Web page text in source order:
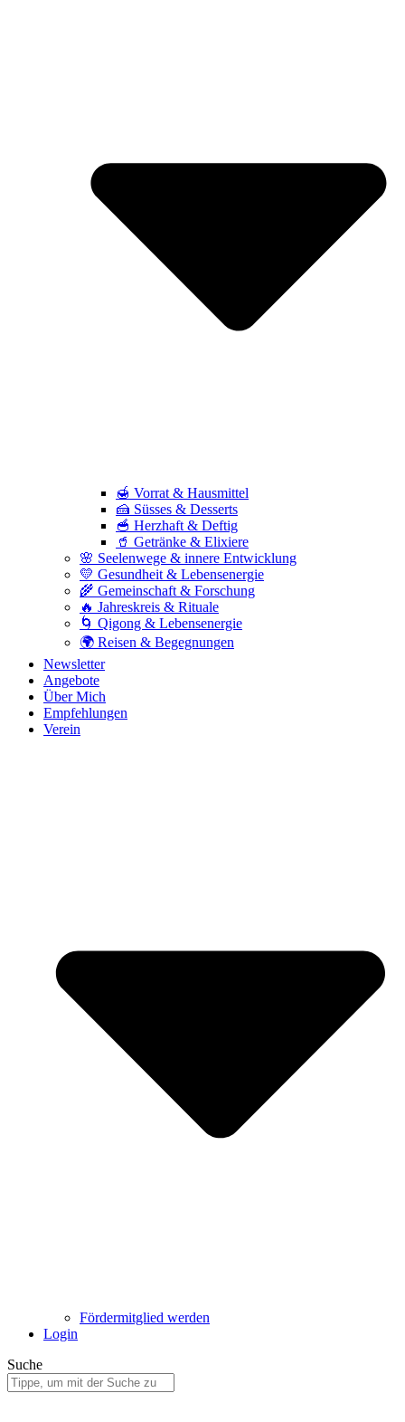
🍯 Vorrat & Hausmittel
🍰 Süsses & Desserts
🥣 Herzhaft & Deftig
🥤 Getränke & Elixiere
🌸 Seelenwege & innere Entwicklung
💛 Gesundheit & Lebensenergie
🌾 Gemeinschaft & Forschung
🔥 Jahreskreis & Rituale
🌀 Qigong & Lebensenergie
🌍 Reisen & Begegnungen
Newsletter
Angebote
Über Mich
Empfehlungen
Verein
Fördermitglied werden
Login
Suche